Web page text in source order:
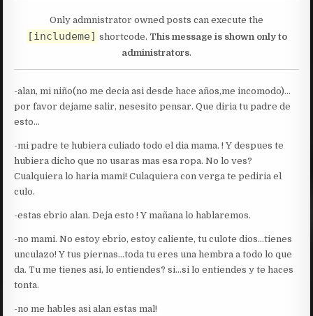
Only admnistrator owned posts can execute the
[includeme] shortcode. This message is shown only to
administrators.
-alan, mi niño(no me decia asi desde hace años,me incomodo)…
por favor dejame salir, nesesito pensar. Que diria tu padre de
esto…
-mi padre te hubiera culiado todo el dia mama. ! Y despues te
hubiera dicho que no usaras mas esa ropa. No lo ves?
Cualquiera lo haria mami! Culaquiera con verga te pediria el
culo.
-estas ebrio alan. Deja esto ! Y mañana lo hablaremos.
-no mami. No estoy ebrio, estoy caliente, tu culote dios…tienes
unculazo! Y tus piernas…toda tu eres una hembra a todo lo que
da. Tu me tienes asi, lo entiendes? si…si lo entiendes y te haces
tonta.
-no me hables asi alan estas mal!